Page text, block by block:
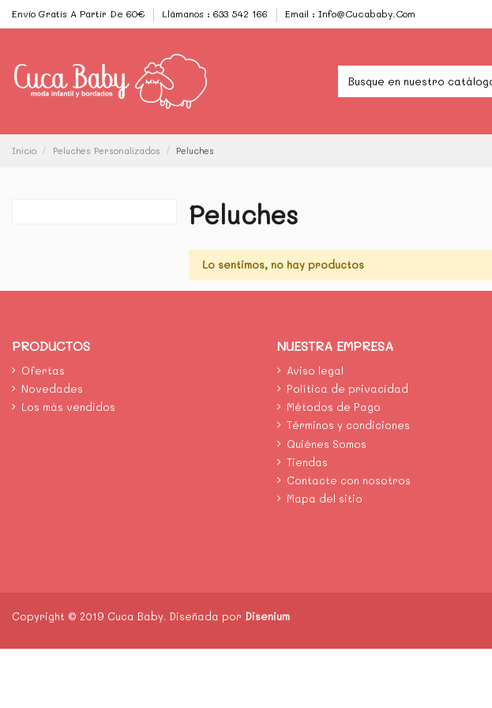
Envío Gratis A Partir De 60€ Llámanos : 633 542 166 Email : Info@Cucababy.Com
Inicio Peluches Personalizados Peluches
Peluches
Lo sentimos, no hay productos
PRODUCTOS
Ofertas
Novedades
Los más vendidos
NUESTRA EMPRESA
Aviso legal
Política de privacidad
Métodos de Pago
Términos y condiciones
Quiénes Somos
Tiendas
Contacte con nosotros
Mapa del sitio
Copyright © 2019 Cuca Baby. Diseñada por Disenium